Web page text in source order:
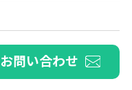
お問い合わせ